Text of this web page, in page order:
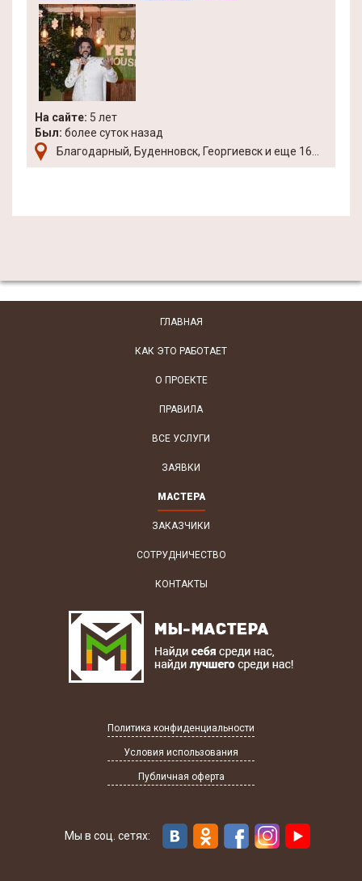
На сайте: 5 лет
Был: более суток назад
Благодарный, Буденновск, Георгиевск и еще 16...
ГЛАВНАЯ
КАК ЭТО РАБОТАЕТ
О ПРОЕКТЕ
ПРАВИЛА
ВСЕ УСЛУГИ
ЗАЯВКИ
МАСТЕРА
ЗАКАЗЧИКИ
СОТРУДНИЧЕСТВО
КОНТАКТЫ
Политика конфиденциальности
Условия использования
Публичная оферта
Мы в соц. сетях: